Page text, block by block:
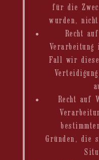
für die
wurden,
Recht
Fall wir
Recht auf
Gründen, die